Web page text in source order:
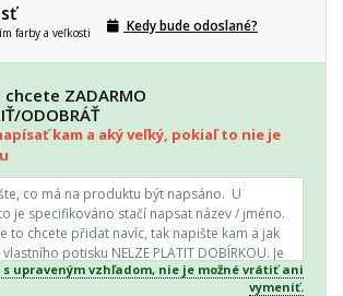
farby a veľkosti Kedy bude odoslané?
ZADARMO
ODOBRÁŤ
kam a aký veľký, pokiaľ to nie je
s upraveným vzhľadom, nie je možné vrátiť ani
vymeniť.